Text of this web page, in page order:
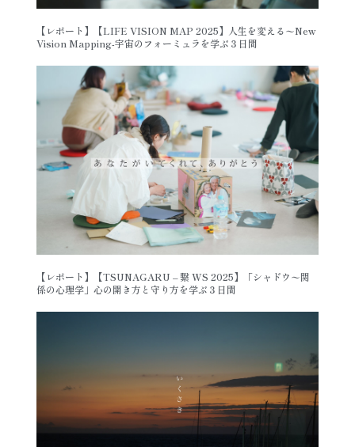
【レポート】【LIFE VISION MAP 2025】人生を変える〜New
Vision Mapping-宇宙のフォーミュラを学ぶ３日間
【レポート】【TSUNAGARU – 繋 WS 2025】「シャドウ〜関
係の心理学」心の開き方と守り方を学ぶ３日間